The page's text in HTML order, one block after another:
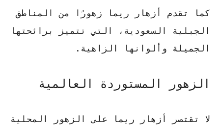
كما تقدم أزهار ريما زهورًا من المناطق
الجبلية السعودية، التي تتميز برائحتها
الجميلة وألوانها الزاهية.
الزهور المستوردة العالمية
لا تقتصر أزهار ريما على الزهور المحلية